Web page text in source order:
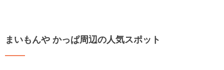
まいもんや かっぱ周辺の人気スポット